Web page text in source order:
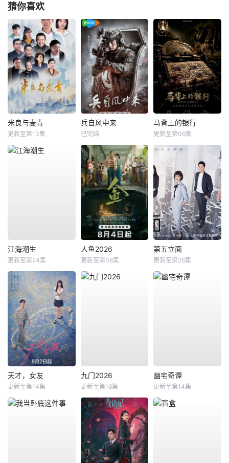
猜你喜欢
米良与麦青
更新至第13集
兵自风中来
已完结
马背上的银行
更新至第06集
江海潮生
更新至第24集
人鱼2026
更新至第08集
第五立面
更新至第26集
天才，女友
更新至第14集
九门2026
更新至第16集
幽宅奇谭
更新至第14集